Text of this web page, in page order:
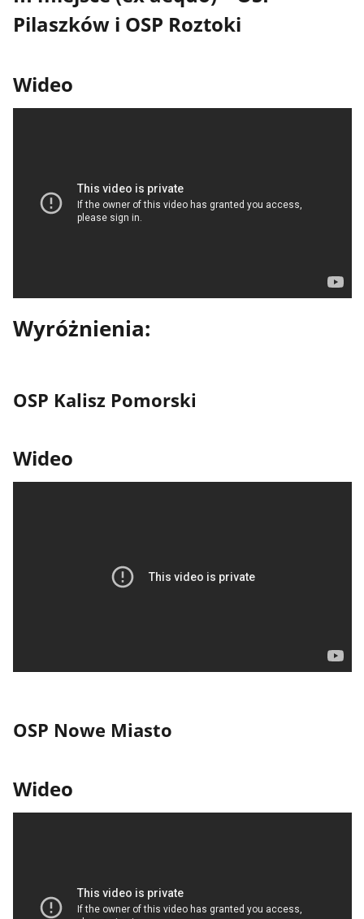
Pilaszków i OSP Roztoki
Wideo
Wyróżnienia:
OSP Kalisz Pomorski
Wideo
OSP Nowe Miasto
Wideo